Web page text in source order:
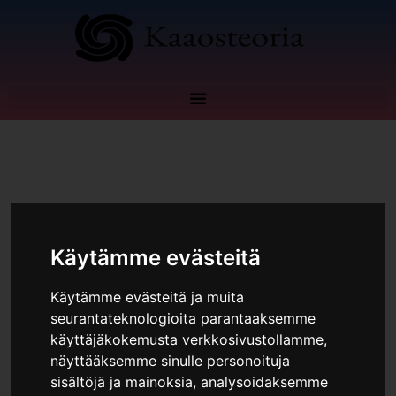
Käytämme evästeitä
Käytämme evästeitä ja muita
seurantateknologioita parantaaksemme
käyttäjäkokemusta verkkosivustollamme,
näyttääksemme sinulle personoituja
sisältöjä ja mainoksia, analysoidaksemme
Kommentoi/Taloudellinen riippumattomuus